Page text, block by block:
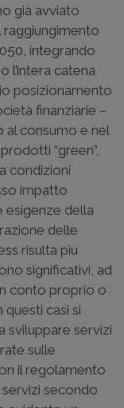
già avviato
integrando
l’intera catena
posizionamento
finanziarie –
al consumo e nel
“green”,
condizioni
impatto
esigenze della
delle
risulta più
significativi, ad
conto proprio o
questi casi si
sviluppare servizi
sulle
il regolamento
secondo